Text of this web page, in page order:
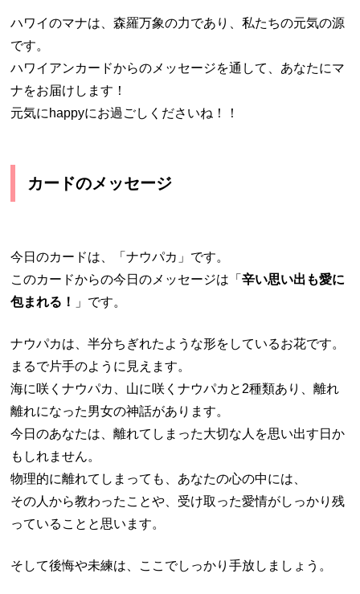
ハワイのマナは、森羅万象の力であり、私たちの元気の源
です。
ハワイアンカードからのメッセージを通して、あなたにマ
ナをお届けします！
元気にhappyにお過ごしくださいね！！
カードのメッセージ
今日のカードは、「ナウパカ」です。
このカードからの今日のメッセージは「辛い思い出も愛に
包まれる！
」です。
ナウパカは、半分ちぎれたような形をしているお花です。
まるで片手のように見えます。
海に咲くナウパカ、山に咲くナウパカと2種類あり、離れ
離れになった男女の神話があります。
今日のあなたは、離れてしまった大切な人を思い出す日か
もしれません。
物理的に離れてしまっても、あなたの心の中には、
その人から教わったことや、受け取った愛情がしっかり残
っていることと思います。
そして後悔や未練は、ここでしっかり手放しましょう。